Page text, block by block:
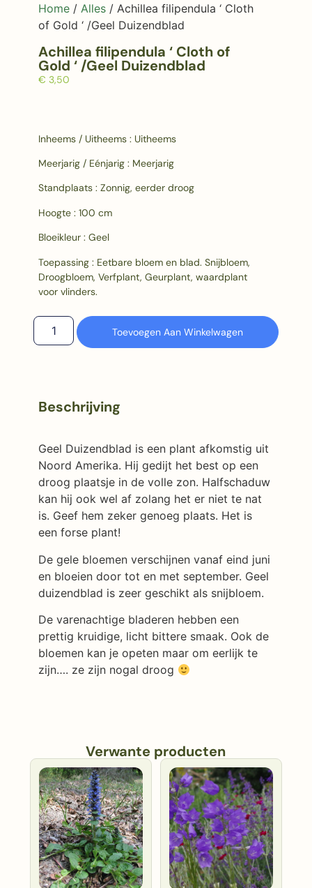
Home/ Alles/ Achillea filipendula ‘ Cloth
of Gold ‘ /Geel Duizendblad
Achillea filipendula ‘ Cloth of
Gold ‘ /Geel Duizendblad
€ 3,50
Inheems / Uitheems : Uitheems
Meerjarig / Eénjarig : Meerjarig
Standplaats : Zonnig, eerder droog
Hoogte : 100 cm
Bloeikleur : Geel
Toepassing : Eetbare bloem en blad. Snijbloem,
Droogbloem, Verfplant, Geurplant, waardplant
voor vlinders.
Toevoegen Aan Winkelwagen
Beschrijving
Geel Duizendblad is een plant afkomstig uit
Noord Amerika. Hij gedijt het best op een
droog plaatsje in de volle zon. Halfschaduw
kan hij ook wel af zolang het er niet te nat
is. Geef hem zeker genoeg plaats. Het is
een forse plant!
De gele bloemen verschijnen vanaf eind juni
en bloeien door tot en met september. Geel
duizendblad is zeer geschikt als snijbloem.
De varenachtige bladeren hebben een
prettig kruidige, licht bittere smaak. Ook de
bloemen kan je opeten maar om eerlijk te
zijn…. ze zijn nogal droog
Verwante producten